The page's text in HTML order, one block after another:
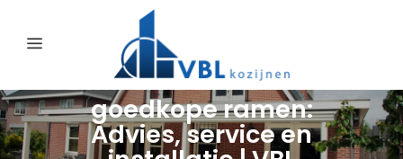
goedkope ramen:
Advies, service en